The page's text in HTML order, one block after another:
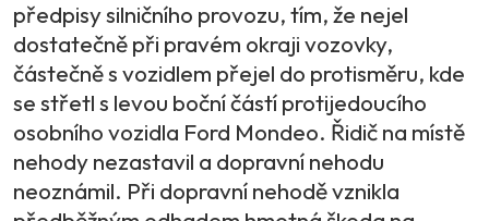
předpisy silničního provozu, tím, že nejel
dostatečně při pravém okraji vozovky,
částečně s vozidlem přejel do protisměru, kde
se střetl s levou boční částí protijedoucího
osobního vozidla Ford Mondeo. Řidič na místě
nehody nezastavil a dopravní nehodu
neoznámil. Při dopravní nehodě vznikla